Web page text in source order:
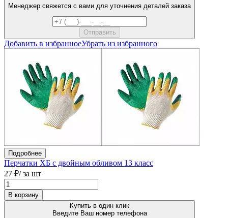
Менеджер свяжется с вами для уточнения деталей заказа
Добавить в избранноеУбрать из избранного
Подробнее
Перчатки ХБ с двойным обливом 13 класс
27 ₽/ за шт
В корзину
Купить в один клик
Введите Ваш номер телефона